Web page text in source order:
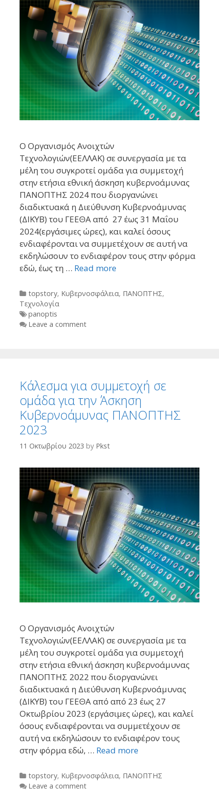
Ο Οργανισμός Ανοιχτών
Τεχνολογιών(ΕΕΛΛΑΚ) σε συνεργασία με τα
μέλη του συγκροτεί ομάδα για συμμετοχή
στην ετήσια εθνική άσκηση κυβερνοάμυνας
ΠΑΝΟΠΤΗΣ 2024 που διοργανώνει
διαδικτυακά η Διεύθυνση Κυβερνοάμυνας
(ΔΙΚΥΒ) του ΓΕΕΘΑ από 27 έως 31 Μαΐου
2024(εργάσιμες ώρες), και καλεί όσους
ενδιαφέρονται να συμμετέχουν σε αυτή να
εκδηλώσουν το ενδιαφέρον τους στην φόρμα
εδώ, έως τη … Read more
Categories
topstory, Κυβερνοσφάλεια, ΠΑΝΟΠΤΗΣ,
Τεχνολογία
Tags
panoptis
Leave a comment
Κάλεσμα για συμμετοχή σε
ομάδα για την Άσκηση
Κυβερνοάμυνας ΠΑΝΟΠΤΗΣ
2023
11 Οκτωβρίου 2023 by Pkst
Ο Οργανισμός Ανοιχτών
Τεχνολογιών(ΕΕΛΛΑΚ) σε συνεργασία με τα
μέλη του συγκροτεί ομάδα για συμμετοχή
στην ετήσια εθνική άσκηση κυβερνοάμυνας
ΠΑΝΟΠΤΗΣ 2022 που διοργανώνει
διαδικτυακά η Διεύθυνση Κυβερνοάμυνας
(ΔΙΚΥΒ) του ΓΕΕΘΑ από από 23 έως 27
Οκτωβρίου 2023 (εργάσιμες ώρες), και καλεί
όσους ενδιαφέρονται να συμμετέχουν σε
αυτή να εκδηλώσουν το ενδιαφέρον τους
στην φόρμα εδώ, … Read more
Categories
topstory, Κυβερνοσφάλεια, ΠΑΝΟΠΤΗΣ
Leave a comment